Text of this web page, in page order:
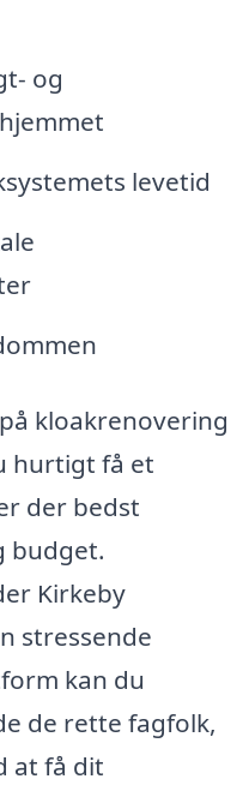
og
levetid
kloakrenovering
hurtigt få et
der bedst
budget.
Kirkeby
stressende
kan du
de rette fagfolk,
at få dit